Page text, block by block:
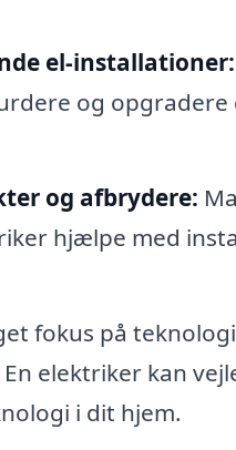
el-installationer:
og
og afbrydere:
hjælpe med
fokus på
elektriker kan
i dit hjem.